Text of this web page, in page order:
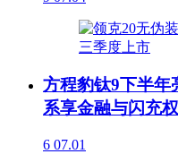
方程豹钛9下半年
系享金融与闪充
6 07.01